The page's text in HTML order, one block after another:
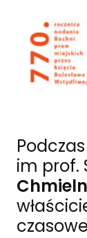
im prof.